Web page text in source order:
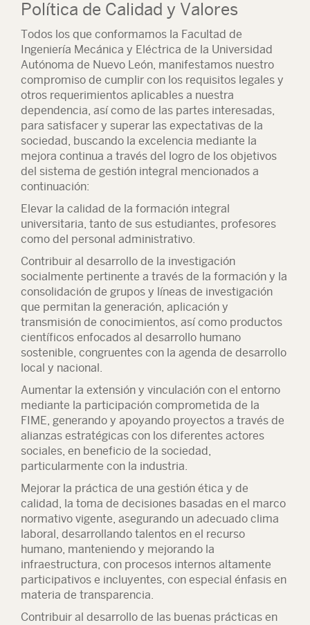
Política de Calidad y Valores
Todos los que conformamos la Facultad de
Ingeniería Mecánica y Eléctrica de la Universidad
Autónoma de Nuevo León, manifestamos nuestro
compromiso de cumplir con los requisitos legales y
otros requerimientos aplicables a nuestra
dependencia, así como de las partes interesadas,
para satisfacer y superar las expectativas de la
sociedad, buscando la excelencia mediante la
mejora continua a través del logro de los objetivos
del sistema de gestión integral mencionados a
continuación:
Elevar la calidad de la formación integral
universitaria, tanto de sus estudiantes, profesores
como del personal administrativo.
Contribuir al desarrollo de la investigación
socialmente pertinente a través de la formación y la
consolidación de grupos y líneas de investigación
que permitan la generación, aplicación y
transmisión de conocimientos, así como productos
científicos enfocados al desarrollo humano
sostenible, congruentes con la agenda de desarrollo
local y nacional.
Aumentar la extensión y vinculación con el entorno
mediante la participación comprometida de la
FIME, generando y apoyando proyectos a través de
alianzas estratégicas con los diferentes actores
sociales, en beneficio de la sociedad,
particularmente con la industria.
Mejorar la práctica de una gestión ética y de
calidad, la toma de decisiones basadas en el marco
normativo vigente, asegurando un adecuado clima
laboral, desarrollando talentos en el recurso
humano, manteniendo y mejorando la
infraestructura, con procesos internos altamente
participativos e incluyentes, con especial énfasis en
materia de transparencia.
Contribuir al desarrollo de las buenas prácticas en